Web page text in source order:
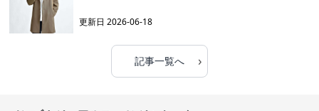
更新日2026-06-18
記事一覧へ ›